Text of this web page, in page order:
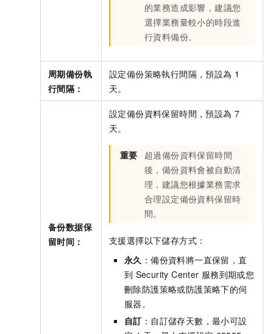
的業務造成影響，建議您
選擇業務量較小的時段進
行資料備份。
周期備份執
行間隔：
設定備份策略執行間隔，預設為 1
天。
备份数据保
留时间：
設定備份資料保留時間，預設為 7
天。
重要
超過備份資料保留時間
後，備份資料會被自動清
理，建議您根據業務需求
合理設定備份資料保留時
間。
支援選擇以下儲存方式：
永久 ：備份資料將一直保留，直
到 Security Center 服務到期或您
刪除防護策略或防護策略下的伺
服器。
自訂：自訂儲存天數，最小可設